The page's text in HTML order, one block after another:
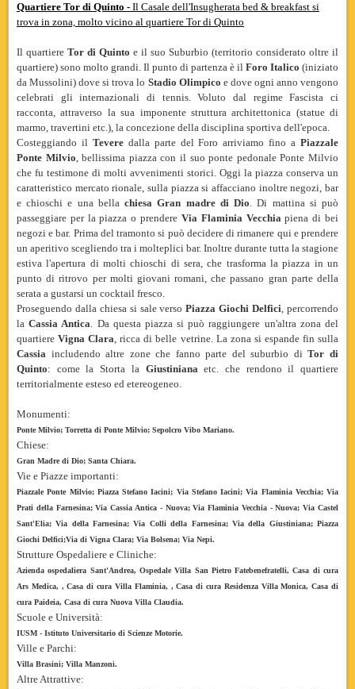
Quartiere Tor di Quinto - Il Casale dell'Insugherata bed & breakfast si
trova in zona, molto vicino al quartiere Tor di Quinto
Il quartiere Tor di Quinto e il suo Suburbio (territorio considerato oltre il
quartiere) sono molto grandi. Il punto di partenza è il Foro Italico (iniziato
da Mussolini) dove si trova lo Stadio Olimpico e dove ogni anno vengono
celebrati gli internazionali di tennis. Voluto dal regime Fascista ci
racconta, attraverso la sua imponente struttura architettonica (statue di
marmo, travertini etc.), la concezione della disciplina sportiva dell'epoca.
Costeggiando il Teveredalla parte del Foro arriviamo fino aPiazzale
Ponte Milvio , bellissima piazza con il suo ponte pedonale Ponte Milvio
che fu testimone di molti avvenimenti storici. Oggi la piazza conserva un
caratteristico mercato rionale, sulla piazza si affacciano inoltre negozi, bar
e chioschi e una bellachiesa Gran madre di Dio . Di mattina si può
passeggiare per la piazza o prendere Via Flaminia Vecchia piena di bei
negozi e bar. Prima del tramonto si può decidere di rimanere qui e prendere
un aperitivo scegliendo tra i molteplici bar. Inoltre durante tutta la stagione
estiva l'apertura di molti chioschi di sera, che trasforma la piazza in un
punto di ritrovo per molti giovani romani, che passano gran parte della
serata a gustarsi un cocktail fresco.
Proseguendo dalla chiesa si sale versoPiazza Giochi Delfici , percorrendo
laCassia Antica . Da questa piazza si può raggiungere un'altra zona del
quartiereVigna Clara , ricca di belle vetrine. La zona si espande fin sulla
Cassia includendo altre zone che fanno parte del suburbio diTor di
Quinto: come la Storta la Giustiniana etc. che rendono il quartiere
territorialmente esteso ed etereogeneo.
Monumenti:
Ponte Milvio; Torretta di Ponte Milvio; Sepolcro Vibo Mariano.
Chiese:
Gran Madre di Dio; Santa Chiara.
Vie e Piazze importanti:
Piazzale Ponte Milvio; Piazza Stefano Iacini; Via Stefano Iacini; Via Flaminia Vecchia; Via
Prati della Farnesina; Via Cassia Antica - Nuova; Via Flaminia Vecchia - Nuova; Via Castel
Sant'Elia; Via della Farnesina; Via Colli della Farnesina; Via della Giustiniana; Piazza
Giochi Delfici;Via di Vigna Clara; Via Bolsena; Via Nepi.
Strutture Ospedaliere e Cliniche:
Azienda ospedaliera Sant'Andrea, Ospedale Villa San Pietro Fatebenefratelli, Casa di cura
Ars Medica, , Casa di cura Villa Flaminia, , Casa di cura Residenza Villa Monica, Casa di
cura Paideia, Casa di cura Nuova Villa Claudia.
Scuole e Università:
IUSM - Istituto Universitario di Scienze Motorie.
Ville e Parchi:
Villa Brasini; Villa Manzoni.
Altre Attrattive: